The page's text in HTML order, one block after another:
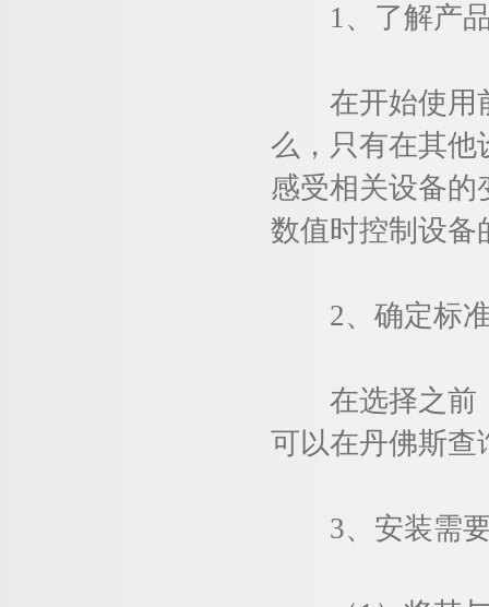
1、了解产品
在开始使用前
么，只有在其他
感受相关设备的
数值时控制设备
2、确定标准
在选择之前，
可以在丹佛斯查
3、安装需要